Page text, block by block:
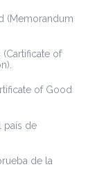
(Memorandum
of
of Good
país de
de la